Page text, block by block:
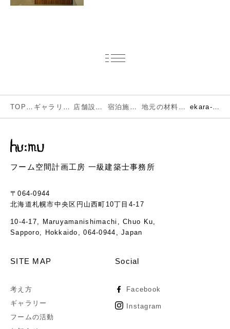
フーム空間計画工房 一級建築士事務所
〒064-0944
北海道札幌市中央区円山西町10丁目4-17
10-4-17, Maruyamanishimachi, Chuo Ku,
Sapporo, Hokkaido, 064-0944, Japan
SITE MAP
考え方
ギャラリー
フームの活動
Social
Facebook
Instagram